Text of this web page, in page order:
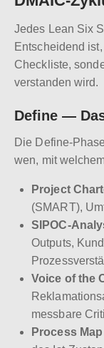
Jedes Lean Six
Entscheidend
Checkliste,
verstanden wird.
Define —
Die Define-
wen, mit
Project
(SMART),
SIPOC-
Outputs,
Voice of the
messbare
Process